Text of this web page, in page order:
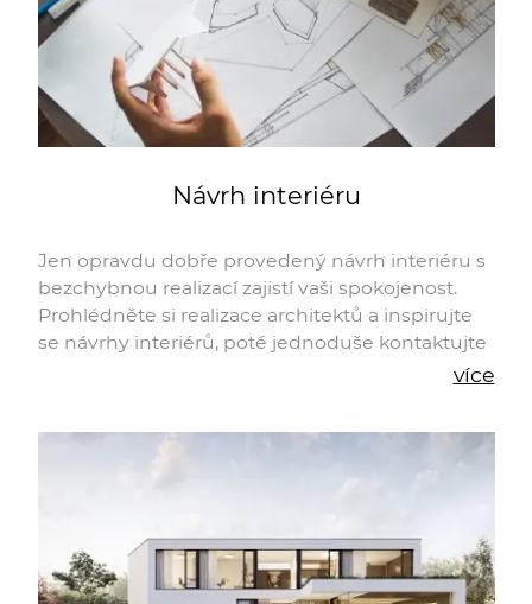
Návrh interiéru
Jen opravdu dobře provedený návrh interiéru s
bezchybnou realizací zajistí vaši spokojenost.
Prohlédněte si realizace architektů a inspirujte
se návrhy interiérů, poté jednoduše kontaktujte
architekta, jehož realizace nejvíce vyhovují vašim
více